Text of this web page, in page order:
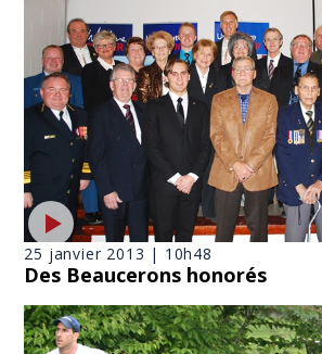
25 janvier 2013 | 10h48
Des Beaucerons honorés